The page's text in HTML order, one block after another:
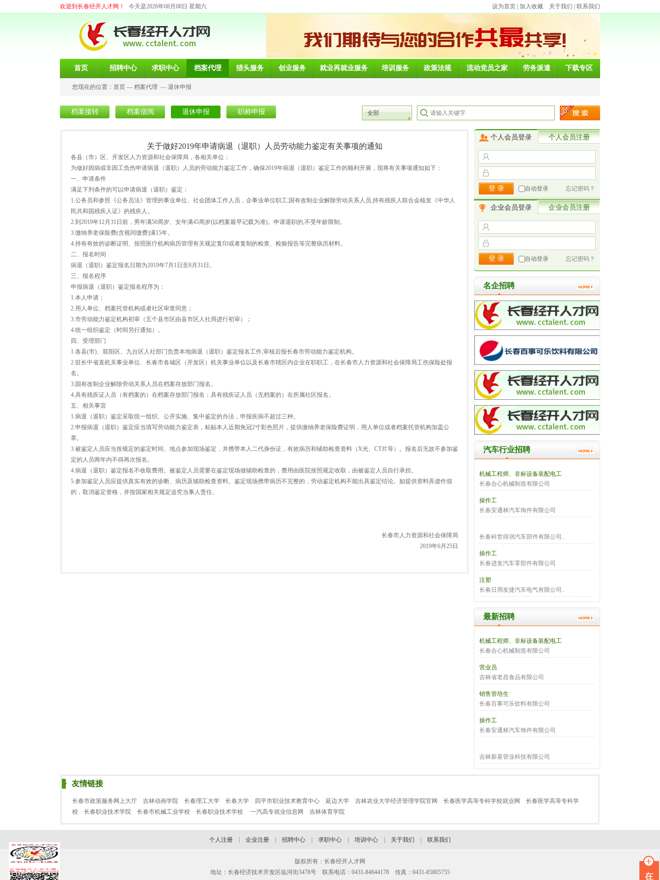
欢迎到长春经开人才网！ 今天是2026年08月08日 星期六 设为首页 加入收藏 关于我们 联系我们
首页 招聘中心 求职中心 档案代理 猎头服务 创业服务 就业再就业服务 培训服务 政策法规 流动党员之家 劳务派遣 下载专区
您现在的位置： 首页 — 档案代理 — 退休申报
档案接转 档案借阅 退休申报 职称申报 全部
关于做好2019年申请病退（退职）人员劳动能力鉴定有关事项的通知
各县（市）区、开发区人力资源和社会保障局，各相关单位：
为做好因病或非因工负伤申请病退（退职）人员的劳动能力鉴定工作，确保2019年病退（退职）鉴定工作的顺利开展，现将有关事项通知如下：
一、申请条件
满足下列条件的可以申请病退（退职）鉴定：
1.公务员和参照《公务员法》管理的事业单位、社会团体工作人员，企事业单位职工;国有改制企业解除劳动关系人员;持有残疾人联合会核发《中华人
民共和国残疾人证》的残疾人。
2.到2019年12月31日前，男年满50周岁、女年满45周岁(以档案最早记载为准)。申请退职的,不受年龄限制。
3.缴纳养老保险费(含视同缴费)满15年。
4.持有有效的诊断证明、按照医疗机构病历管理有关规定复印或者复制的检查、检验报告等完整病历材料。
二、报名时间
病退（退职）鉴定报名日期为2019年7月1日至8月31日。
三、报名程序
申报病退（退职）鉴定报名程序为：
1.本人申请；
2.用人单位、档案托管机构或者社区审查同意；
3.市劳动能力鉴定机构初审（五个县市区由县市区人社局进行初审）；
4.统一组织鉴定（时间另行通知）。
四、受理部门
1.各县(市)、双阳区、九台区人社部门负责本地病退（退职）鉴定报名工作,审核后报长春市劳动能力鉴定机构。
2.驻长中省直机关事业单位、长春市各城区（开发区）机关事业单位以及长春市辖区内企业在职职工，在长春市人力资源和社会保障局工伤保险处报
名。
3.国有改制企业解除劳动关系人员在档案存放部门报名。
4.具有残疾证人员（有档案的）在档案存放部门报名；具有残疾证人员（无档案的）在所属社区报名。
五、相关事宜
1.病退（退职）鉴定采取统一组织、公开实施、集中鉴定的办法，申报疾病不超过三种。
2.申报病退（退职）鉴定应当填写劳动能力鉴定表，粘贴本人近期免冠2寸彩色照片，提供缴纳养老保险费证明，用人单位或者档案托管机构加盖公
章。
3.被鉴定人员应当按规定的鉴定时间、地点参加现场鉴定，并携带本人二代身份证，有效病历和辅助检查资料（X光、CT片等）。报名后无故不参加鉴
定的人员两年内不得再次报名。
4.病退（退职）鉴定报名不收取费用。被鉴定人员需要在鉴定现场做辅助检查的，费用由医院按照规定收取，由被鉴定人员自行承担。
5.参加鉴定人员应提供真实有效的诊断、病历及辅助检查资料。鉴定现场携带病历不完整的，劳动鉴定机构不能出具鉴定结论。如提供资料弄虚作假
的，取消鉴定资格，并按国家相关规定追究当事人责任。
长春市人力资源和社会保障局
2019年6月25日
个人会员登录 个人会员注册
自动登录 忘记密码？
企业会员登录 企业会员注册
自动登录 忘记密码？
名企招聘
汽车行业招聘
机械工程师、非标设备装配电工
长春合心机械制造有限公司
操作工
长春安通林汽车饰件有限公司
长春科世得润汽车部件有限公司..
操作工
长春进发汽车零部件有限公司
注塑
长春日用友捷汽车电气有限公司..
最新招聘
机械工程师、非标设备装配电工
长春合心机械制造有限公司
营业员
吉林省老昌食品有限公司
销售管培生
长春百事可乐饮料有限公司
操作工
长春安通林汽车饰件有限公司
吉林新基管业科技有限公司
友情链接
长春市政策服务网上大厅 吉林动画学院 长春理工大学 长春大学 四平市职业技术教育中心 延边大学 吉林农业大学经济管理学院官网 长春医学高等专科学校就业网
长春医学高等专科学
校
长春职业技术学院 长春市机械工业学校 长春职业技术学校 一汽高专就业信息网 吉林体育学院
个人注册 企业注册 招聘中心 求职中心 培训中心 关于我们 联系我们
版权所有：长春经开人才网
地址：长春经济技术开发区临河街3478号 联系电话：0431-84644178 传真：0431-85805755